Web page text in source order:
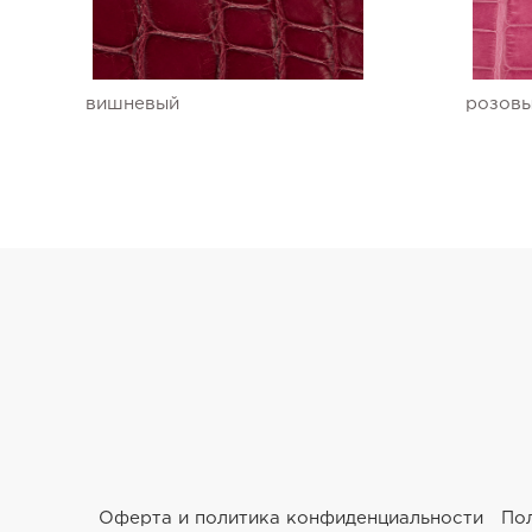
вишневый
Оферта и политика конфиденциальности
Ремешки для часов Ulysse Nardin
Ремешки для часов Vacheron Constantin
Ремешки для часов Zenith